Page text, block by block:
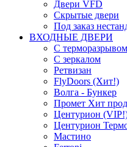
Двери VFD
Скрытые двери
Под заказ
ВХОДНЫЕ ДВЕРИ
С терморазрывом
С зеркалом
Ретвизан
FlyDoors (Хит!)
Волга - Бункер
Промет Хит
Центурион
Центурион
Мастино